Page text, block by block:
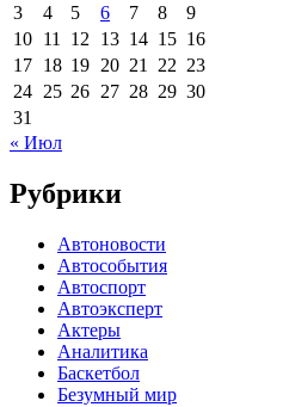
3
4 5 6 7 8
9
10 11 12 13 14 15 16
17 18 19 20 21 22 23
24 25 26 27 28 29 30
31
« Июл
Рубрики
Автоновости
Автособытия
Автоспорт
Автоэксперт
Актеры
Аналитика
Баскетбол
Безумный мир